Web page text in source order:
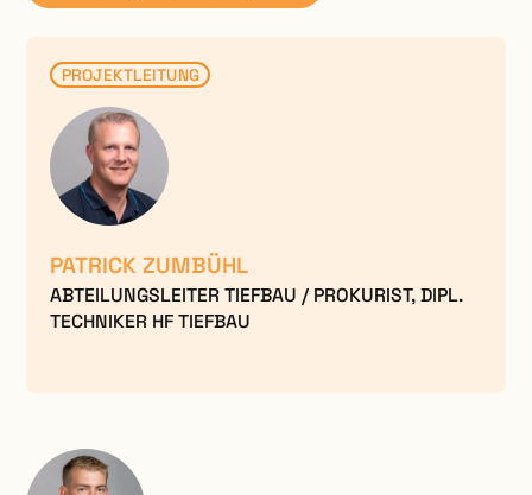
PROJEKTLEITUNG
PATRICK ZUMBÜHL
ABTEILUNGSLEITER TIEFBAU / PROKURIST, DIPL.
TECHNIKER HF TIEFBAU